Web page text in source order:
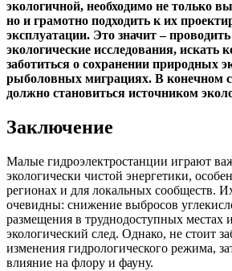
экологичной, необходимо не только
но и грамотно подходить к их
эксплуатации. Это значит –
экологические исследования, искать
заботиться о сохранении природных
рыболовных миграциях. В конечном
должно становиться источником
Заключение
Малые гидроэлектростанции играют
экологически чистой энергетики,
регионах и для локальных сообществ.
очевидны: снижение выбросов
размещения в труднодоступных местах
экологический след. Однако, не стоит
изменения гидрологического режима,
влияние на флору и фауну.